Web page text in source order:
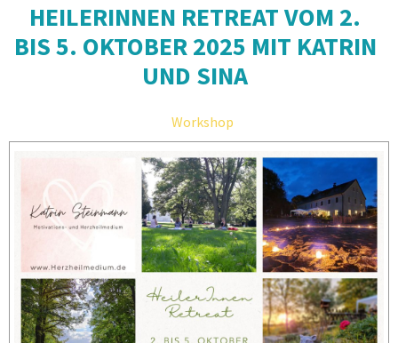
HEILERINNEN RETREAT VOM 2.
BIS 5. OKTOBER 2025 MIT KATRIN
UND SINA
Workshop